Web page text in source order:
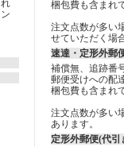
梱包費も含まれ
注文点数が多い
せていただく場
速達・定形外郵
補償無、追跡番
郵便受けへの配
梱包費も含まれ
注文点数が多い
あります。
定形外郵便(代引